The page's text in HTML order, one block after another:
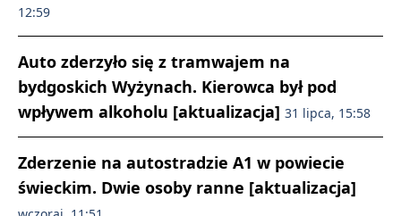
12:59
Auto zderzyło się z tramwajem na
bydgoskich Wyżynach. Kierowca był pod
wpływem alkoholu [aktualizacja] 31 lipca, 15:58
Zderzenie na autostradzie A1 w powiecie
świeckim. Dwie osoby ranne [aktualizacja]